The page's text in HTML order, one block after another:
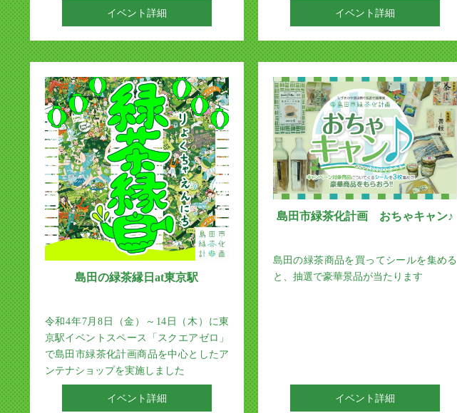
イベント詳細 イベント詳細
島田の緑茶縁日at東京駅
令和4年7月8日（金）～14日（木）に東
京駅イベントスペース「スクエアゼロ」
で島田市緑茶化計画商品を中心としたア
ンテナショップを実施しました
イベント詳細
島田市緑茶化計画 おちゃキャン♪
島田の緑茶商品を買ってシールを集める
と、抽選で豪華景品が当たります
イベント詳細